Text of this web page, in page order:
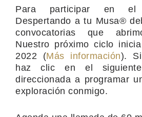
Para participar en el
Despertando a tu Musa®
convocatorias que
Nuestro próximo ciclo
2022 (Más información).
haz clic en el
direccionada a programar
exploración conmigo.